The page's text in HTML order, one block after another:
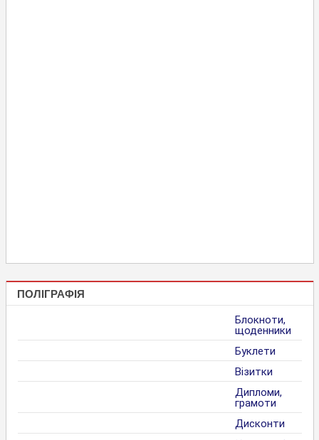
ПОЛІГРАФІЯ
Блокноти,
щоденники
Буклети
Візитки
Дипломи,
грамоти
Дисконти